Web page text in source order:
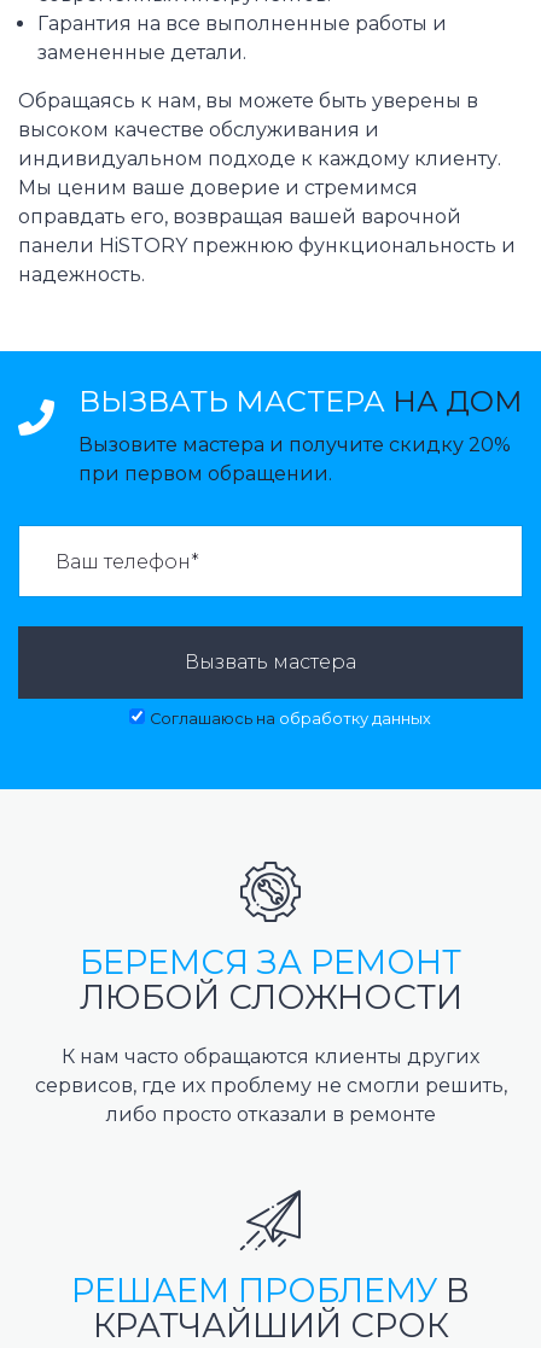
Гарантия на все выполненные работы и
замененные детали.
Обращаясь к нам, вы можете быть уверены в
высоком качестве обслуживания и
индивидуальном подходе к каждому клиенту.
Мы ценим ваше доверие и стремимся
оправдать его, возвращая вашей варочной
панели HiSTORY прежнюю функциональность и
надежность.
ВЫЗВАТЬ МАСТЕРА НА ДОМ
Вызовите мастера и получите скидку 20%
при первом обращении.
Вызвать мастера
Соглашаюсь на обработку данных
БЕРЕМСЯ ЗА РЕМОНТ
ЛЮБОЙ СЛОЖНОСТИ
К нам часто обращаются клиенты других
сервисов, где их проблему не смогли решить,
либо просто отказали в ремонте
РЕШАЕМ ПРОБЛЕМУ В
КРАТЧАЙШИЙ СРОК